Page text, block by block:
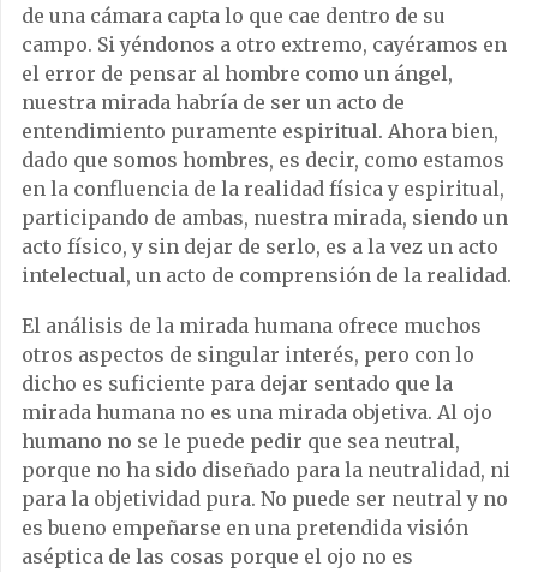
de una cámara capta lo que cae dentro de su
campo. Si yéndonos a otro extremo, cayéramos en
el error de pensar al hombre como un ángel,
nuestra mirada habría de ser un acto de
entendimiento puramente espiritual. Ahora bien,
dado que somos hombres, es decir, como estamos
en la confluencia de la realidad física y espiritual,
participando de ambas, nuestra mirada, siendo un
acto físico, y sin dejar de serlo, es a la vez un acto
intelectual, un acto de comprensión de la realidad.
El análisis de la mirada humana ofrece muchos
otros aspectos de singular interés, pero con lo
dicho es suficiente para dejar sentado que la
mirada humana no es una mirada objetiva. Al ojo
humano no se le puede pedir que sea neutral,
porque no ha sido diseñado para la neutralidad, ni
para la objetividad pura. No puede ser neutral y no
es bueno empeñarse en una pretendida visión
aséptica de las cosas porque el ojo no es